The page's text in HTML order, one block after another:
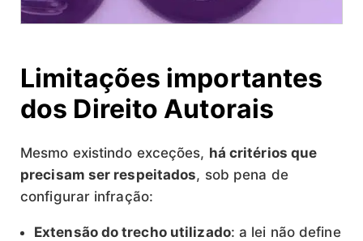
Limitações importantes
dos Direito Autorais
Mesmo existindo exceções, há critérios que
precisam ser respeitados, sob pena de
configurar infração:
Extensão do trecho utilizado: a lei não define